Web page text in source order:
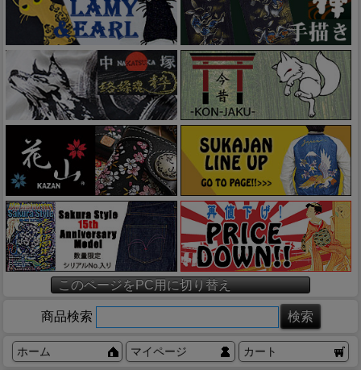
このページをPC用に切り替え
商品検索
ホーム マイページ カート